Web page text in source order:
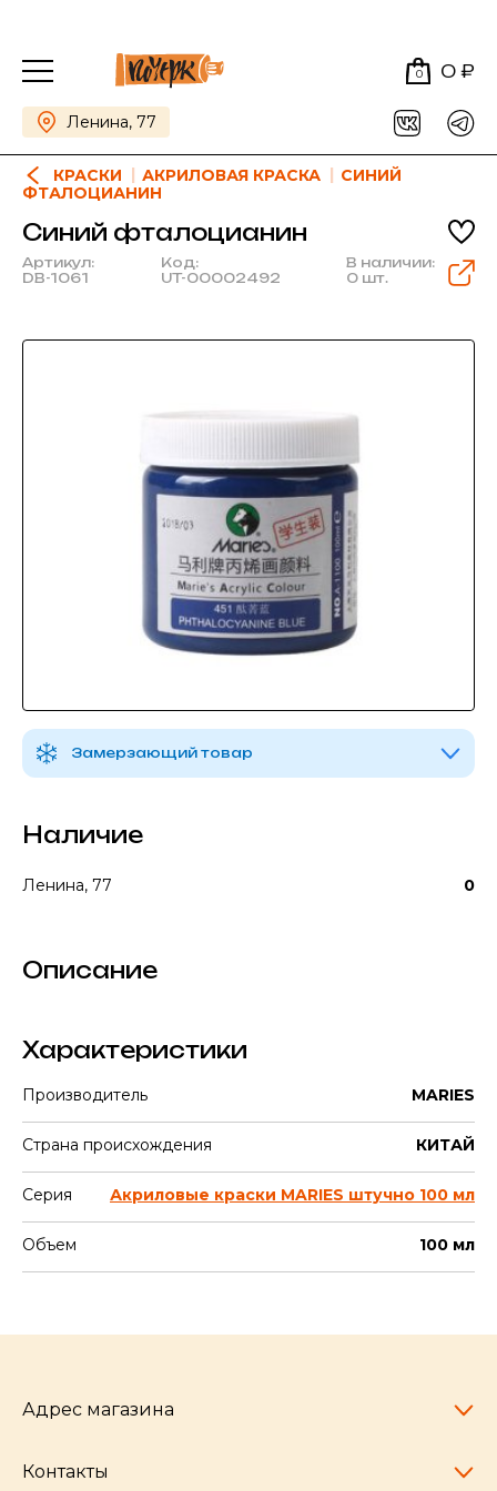
0 0 ₽
Ленина, 77
КРАСКИ АКРИЛОВАЯ КРАСКА
СИНИЙ
ФТАЛОЦИАНИН
Синий фталоцианин
Артикул:
DB-1061
Код:
UT-00002492
В наличии:
0 шт.
Замерзающий товар
Наличие
Ленина, 77 0
Описание
Характеристики
Производитель MARIES
Страна происхождения КИТАЙ
Серия Акриловые краски MARIES штучно 100 мл
Объем 100 мл
Адрес магазина
Челябинск,
Контакты